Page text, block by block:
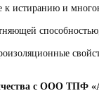
к истиранию и
с ООО ТПФ